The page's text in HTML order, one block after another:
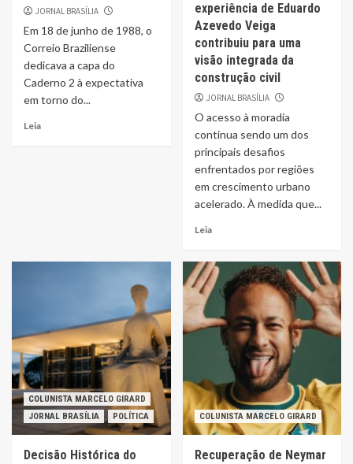
JORNAL BRASÍLIA
Em 18 de junho de 1988, o
Correio Braziliense
dedicava a capa do
Caderno 2 à expectativa
em torno do...
Leia
experiência de Eduardo
Azevedo Veiga
contribuiu para uma
visão integrada da
construção civil
JORNAL BRASÍLIA
O acesso à moradia
continua sendo um dos
principais desafios
enfrentados por regiões
em crescimento urbano
acelerado. À medida que...
Leia
COLUNISTA MARCELO GIRARD
JORNAL BRASÍLIA
POLÍTICA
Decisão Histórica do
COLUNISTA MARCELO GIRARD
Recuperação de Neymar